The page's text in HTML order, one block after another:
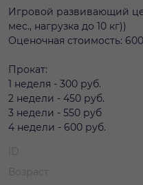
Игровой развивающий
мес., нагрузка до 10 кг))
Оценочная стоимость:
Прокат:
1 неделя - 300 руб.
2 недели - 450 руб.
3 недели - 550 руб
4 недели - 600 руб.
ID
Возраст